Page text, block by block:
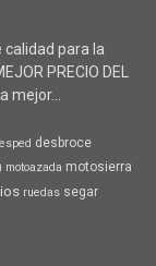
para la
PRECIO DEL
mejor...
desbroce
motoazada motosierra
ruedas segar